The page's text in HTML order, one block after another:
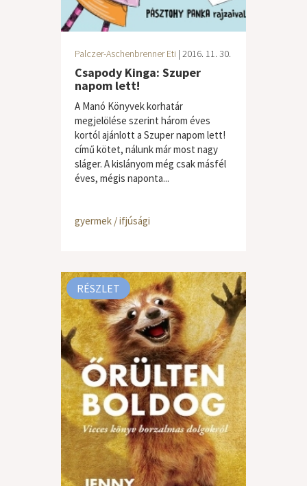
Palczer-Aschenbrenner Eti | 2016. 11. 30.
Csapody Kinga: Szuper
napom lett!
A Manó Könyvek korhatár
megjelölése szerint három éves
kortól ajánlott a Szuper napom lett!
című kötet, nálunk már most nagy
sláger. A kislányom még csak másfél
éves, mégis naponta...
gyermek / ifjúsági
RÉSZLET